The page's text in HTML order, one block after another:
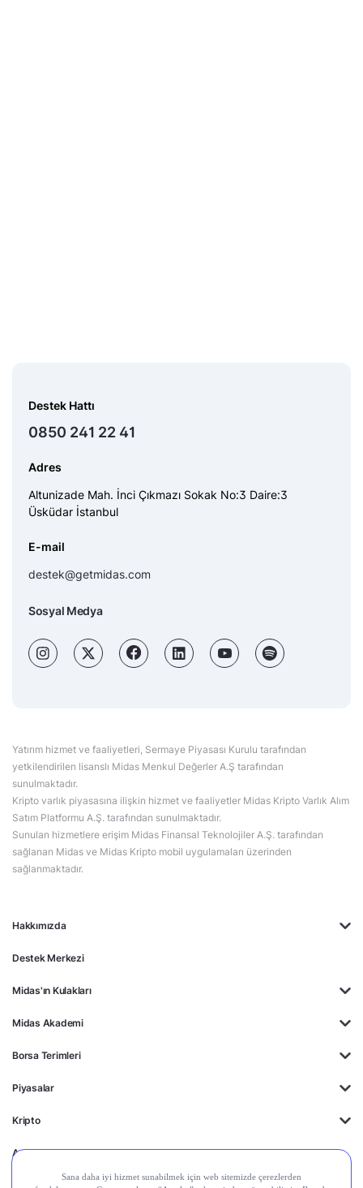
Hakkımızda
Destek Merkezi
Midas'ın Kulakları
Midas Akademi
Borsa Terimleri
Piyasalar
Kripto
Ayrıcalıklar
Destek Hattı
0850 241 22 41
Adres
Altunizade Mah. İnci Çıkmazı Sokak No:3 Daire:3
Üsküdar İstanbul
E-mail
destek@getmidas.com
Sosyal Medya
Yatırım hizmet ve faaliyetleri, Sermaye Piyasası Kurulu tarafından
yetkilendirilen lisanslı Midas Menkul Değerler A.Ş tarafından
sunulmaktadır.
Kripto varlık piyasasına ilişkin hizmet ve faaliyetler Midas Kripto Varlık Alım
Satım Platformu A.Ş. tarafından sunulmaktadır.
Sunulan hizmetlere erişim Midas Finansal Teknolojiler A.Ş. tarafından
sağlanan Midas ve Midas Kripto mobil uygulamaları üzerinden
sağlanmaktadır.